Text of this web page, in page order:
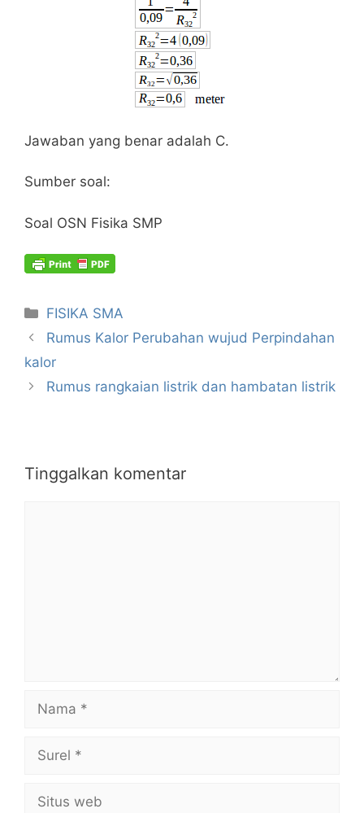
Jawaban yang benar adalah C.
Sumber soal:
Soal OSN Fisika SMP
Kategori
FISIKA SMA
Rumus Kalor Perubahan wujud Perpindahan
kalor
Rumus rangkaian listrik dan hambatan listrik
Tinggalkan komentar
Nama
Surel
Situs